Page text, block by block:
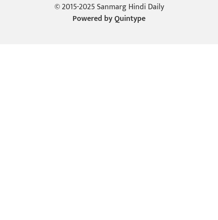
© 2015-2025 Sanmarg Hindi Daily
Powered byQuintype